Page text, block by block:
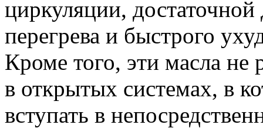
циркуляции,
перегрева и быстрого
Кроме того, эти масла не
в открытых системах, в
вступать в